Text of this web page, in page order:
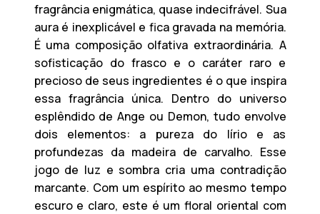
fragrância enigmática, quase indecifrável. Sua
aura é inexplicável e fica gravada na memória.
É uma composição olfativa extraordinária. A
sofisticação do frasco e o caráter raro e
precioso de seus ingredientes é o que inspira
essa fragrância única. Dentro do universo
esplêndido deAnge ou Demon, tudo envolve
dois elementos: a pureza do lírio e as
profundezas da madeira de carvalho. Esse
jogo de luz e sombra cria uma contradição
marcante. Com um espírito ao mesmo tempo
escuro e claro, este é um floral oriental com